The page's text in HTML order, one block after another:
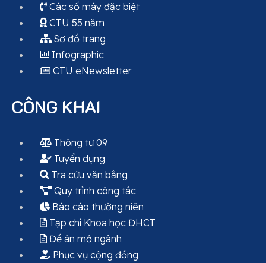
Các số máy đặc biệt
CTU 55 năm
Sơ đồ trang
Infographic
CTU eNewsletter
CÔNG KHAI
Thông tư 09
Tuyển dụng
Tra cứu văn bằng
Quy trình công tác
Báo cáo thường niên
Tạp chí Khoa học ĐHCT
Đề án mở ngành
Phục vụ cộng đồng